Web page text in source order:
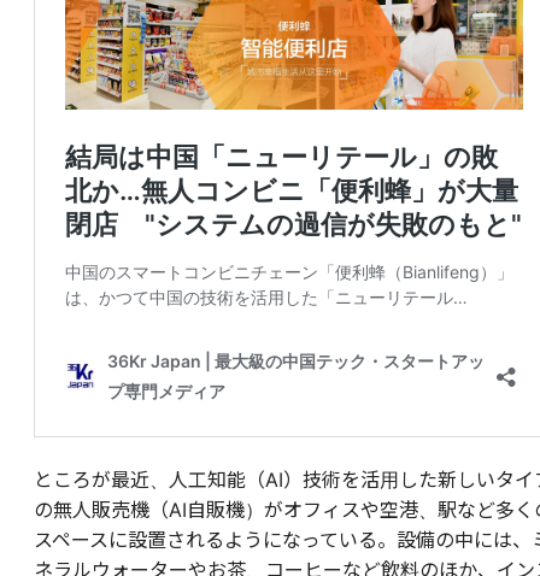
ところが最近、人工知能（AI）技術を活用した新しいタイ
の無人販売機（AI自販機）がオフィスや空港、駅など多く
スペースに設置されるようになっている。設備の中には、
ネラルウォーターやお茶、コーヒーなど飲料のほか、イン